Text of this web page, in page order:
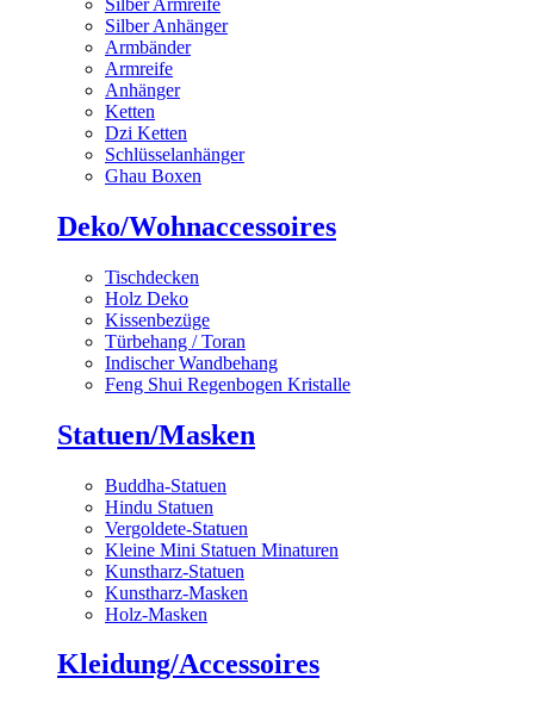
Silber Anhänger
Armbänder
Armreife
Anhänger
Ketten
Dzi Ketten
Schlüsselanhänger
Ghau Boxen
Deko/Wohnaccessoires
Tischdecken
Holz Deko
Kissenbezüge
Türbehang / Toran
Indischer Wandbehang
Feng Shui Regenbogen Kristalle
Statuen/Masken
Buddha-Statuen
Hindu Statuen
Vergoldete-Statuen
Kleine Mini Statuen Minaturen
Kunstharz-Statuen
Kunstharz-Masken
Holz-Masken
Kleidung/Accessoires